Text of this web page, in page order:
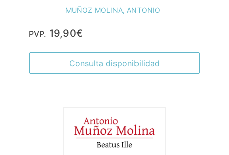
MUÑOZ MOLINA, ANTONIO
PVP. 19,90€
Consulta disponibilidad